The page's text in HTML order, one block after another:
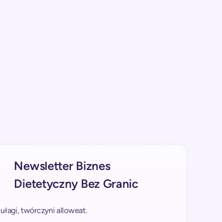
Newsletter Biznes
Dietetyczny Bez Granic
twórczyni alloweat.